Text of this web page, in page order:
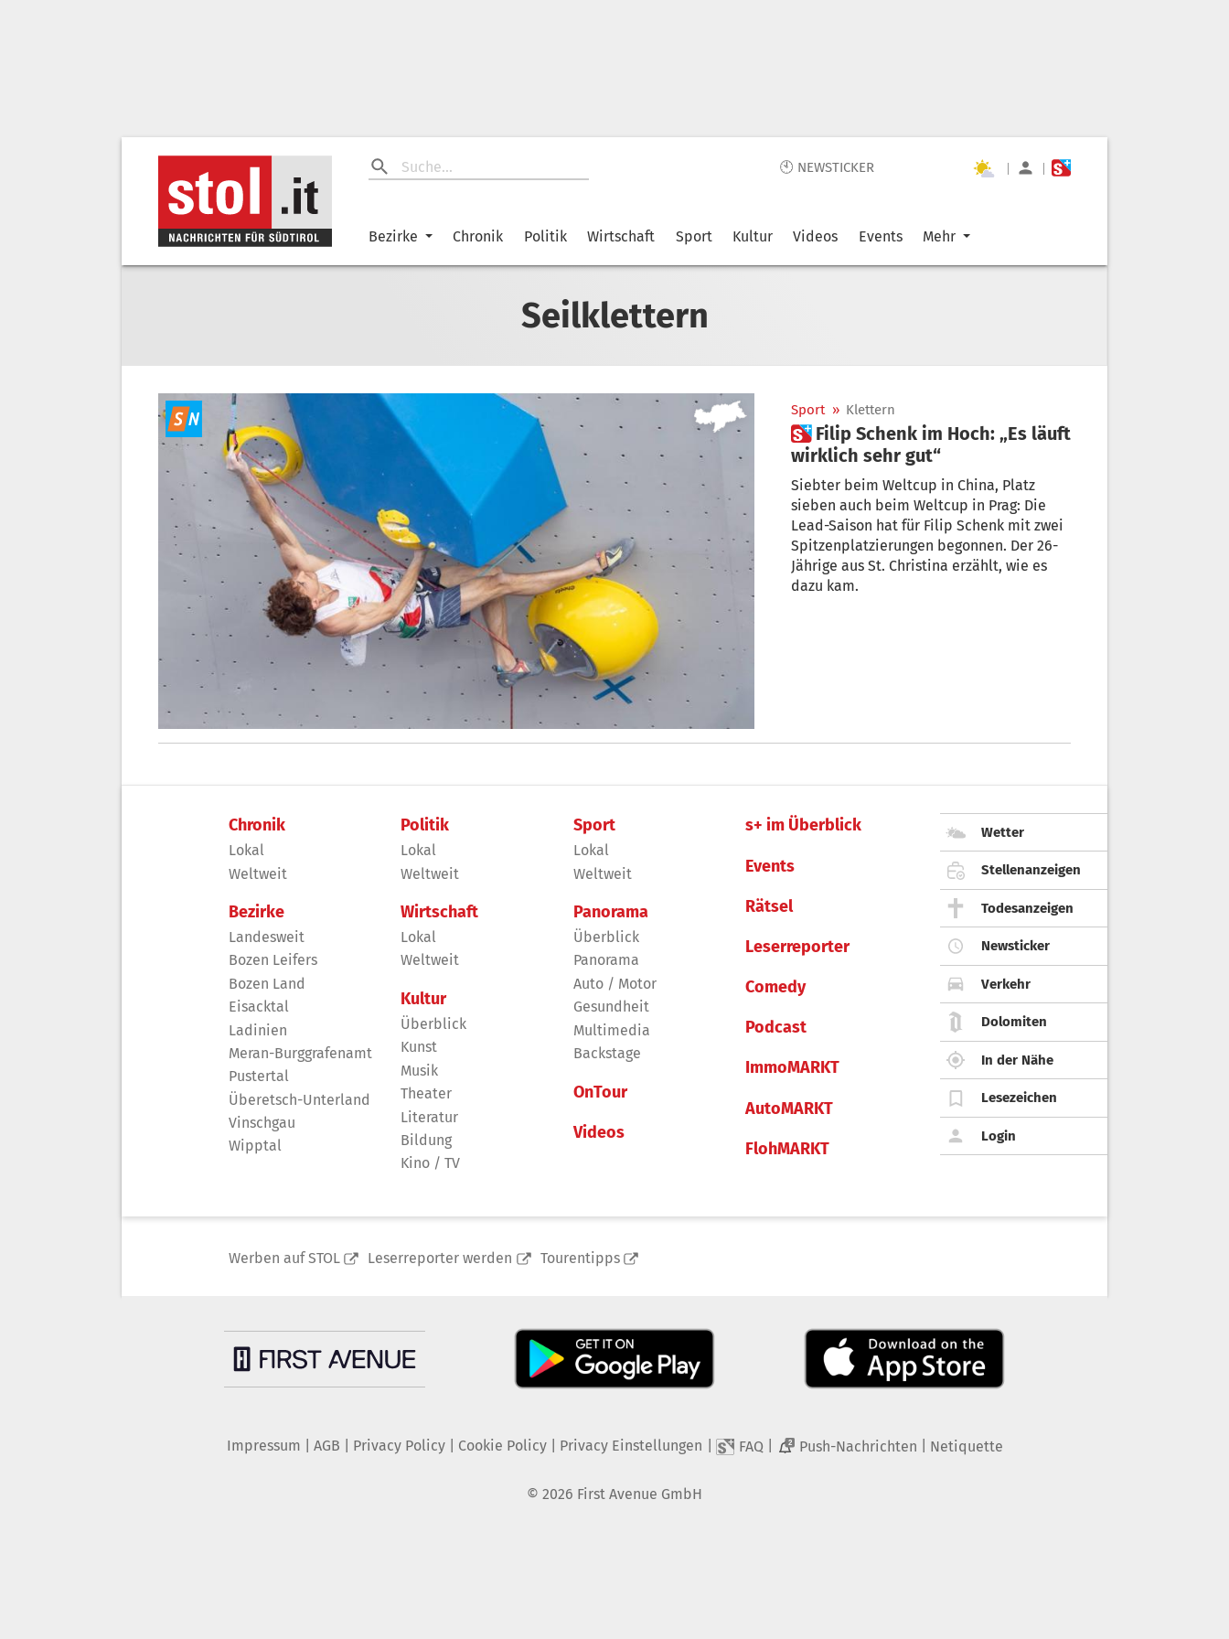
🕙 NEWSTICKER | |
Bezirke Chronik Politik Wirtschaft Sport Kultur Videos Events Mehr
Seilklettern
Sport » Klettern
 Filip Schenk im Hoch: „Es läuft
wirklich sehr gut“
Siebter beim Weltcup in China, Platz
sieben auch beim Weltcup in Prag: Die
Lead-Saison hat für Filip Schenk mit zwei
Spitzenplatzierungen begonnen. Der 26-
Jährige aus St. Christina erzählt, wie es
dazu kam.
Chronik
Lokal
Weltweit
Bezirke
Landesweit
Bozen Leifers
Bozen Land
Eisacktal
Ladinien
Meran-Burggrafenamt
Pustertal
Überetsch-Unterland
Vinschgau
Wipptal
Politik
Lokal
Weltweit
Wirtschaft
Lokal
Weltweit
Kultur
Überblick
Kunst
Musik
Theater
Literatur
Bildung
Kino / TV
Sport
Lokal
Weltweit
Panorama
Überblick
Panorama
Auto / Motor
Gesundheit
Multimedia
Backstage
OnTour
Videos
s+ im Überblick
Events
Rätsel
Leserreporter
Comedy
Podcast
ImmoMARKT
AutoMARKT
FlohMARKT
Wetter
Stellenanzeigen
Todesanzeigen
Newsticker
Verkehr
Dolomiten
In der Nähe
Lesezeichen
Login
Werben auf STOL Leserreporter werden Tourentipps
Impressum AGB Privacy Policy| Cookie Policy| Privacy Einstellungen FAQ 2 Push-Nachrichten Netiquette
© 2026 First Avenue GmbH